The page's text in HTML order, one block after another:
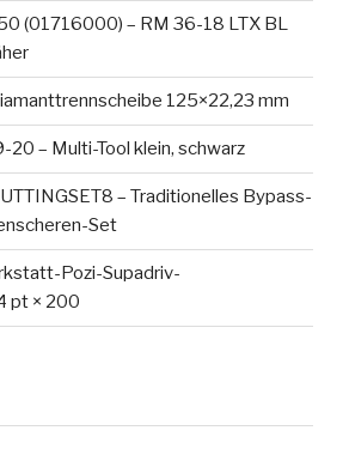
(01716000) – RM 36-18 LTX BL
125×22,23 mm
– Multi-Tool klein, schwarz
– Traditionelles Bypass-
Set
Pozi-Supadriv-
pt × 200